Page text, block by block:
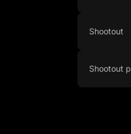
Shootout
Shootout